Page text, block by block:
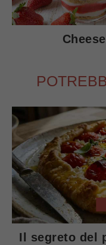
Il segreto del